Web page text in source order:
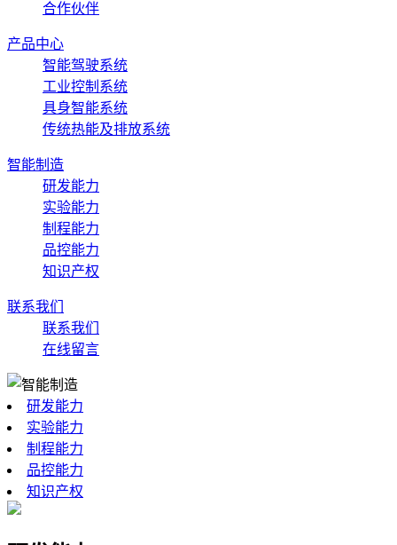
合作伙伴
产品中心
智能驾驶系统
工业控制系统
具身智能系统
传统热能及排放系统
智能制造
研发能力
实验能力
制程能力
品控能力
知识产权
联系我们
联系我们
在线留言
研发能力
实验能力
制程能力
品控能力
知识产权